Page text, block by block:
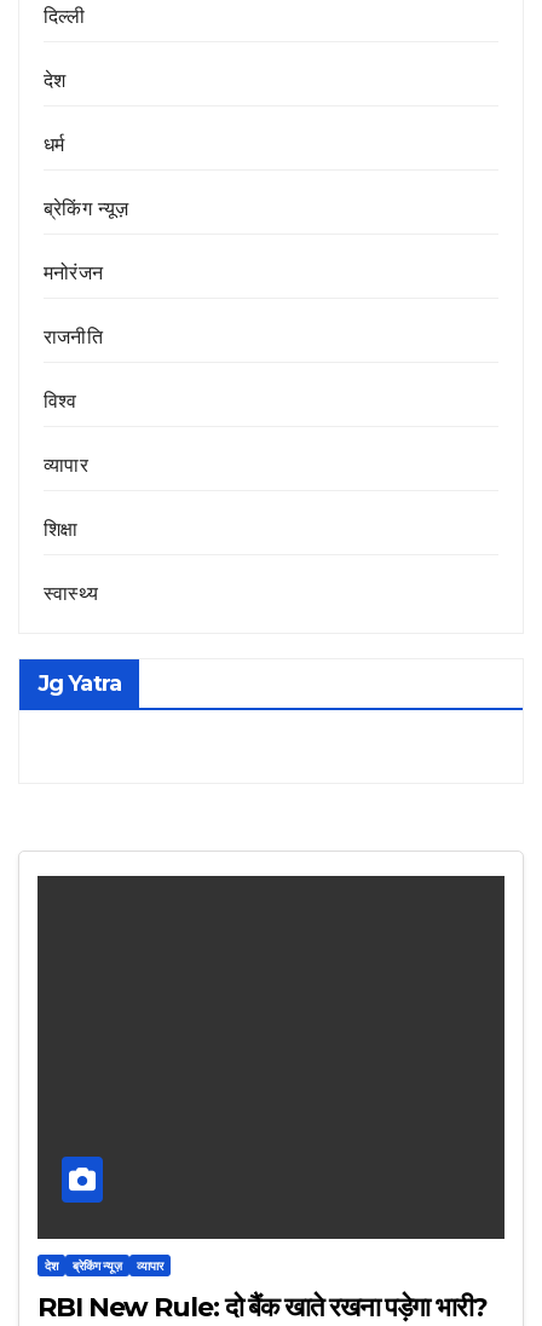
दिल्ली
देश
धर्म
ब्रेकिंग न्यूज़
मनोरंजन
राजनीति
विश्व
व्यापार
शिक्षा
स्वास्थ्य
Jg Yatra
देश ब्रेकिंग न्यूज़ व्यापार
RBI New Rule: दो बैंक खाते रखना पड़ेगा भारी?